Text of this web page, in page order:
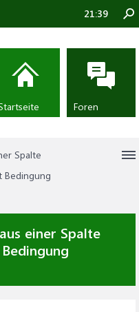
Spalte
Bedingung
einer Spalte
21:39
Foren